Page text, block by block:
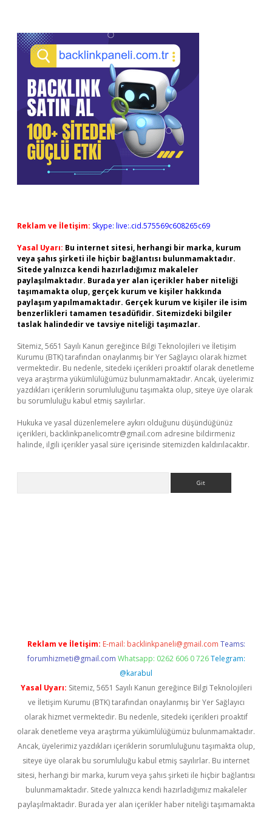
Reklam ve İletişim: Skype: live:.cid.575569c608265c69
Yasal Uyarı: Bu internet sitesi, herhangi bir marka, kurum
veya şahıs şirketi ile hiçbir bağlantısı bulunmamaktadır.
Sitede yalnızca kendi hazırladığımız makaleler
paylaşılmaktadır. Burada yer alan içerikler haber niteliği
taşımamakta olup, gerçek kurum ve kişiler hakkında
paylaşım yapılmamaktadır. Gerçek kurum ve kişiler ile isim
benzerlikleri tamamen tesadüfidir. Sitemizdeki bilgiler
taslak halindedir ve tavsiye niteliği taşımazlar.
Sitemiz, 5651 Sayılı Kanun gereğince Bilgi Teknolojileri ve İletişim
Kurumu (BTK) tarafından onaylanmış bir Yer Sağlayıcı olarak hizmet
vermektedir. Bu nedenle, sitedeki içerikleri proaktif olarak denetleme
veya araştırma yükümlülüğümüz bulunmamaktadır. Ancak, üyelerimiz
yazdıkları içeriklerin sorumluluğunu taşımakta olup, siteye üye olarak
bu sorumluluğu kabul etmiş sayılırlar.
Hukuka ve yasal düzenlemelere aykırı olduğunu düşündüğünüz
içerikleri, backlinkpanelicomtr@gmail.com adresine bildirmeniz
halinde, ilgili içerikler yasal süre içerisinde sitemizden kaldırılacaktır.
Reklam ve İletişim: E-mail: backlinkpaneli@gmail.com Teams:
forumhizmeti@gmail.com Whatsapp: 0262 606 0 726 Telegram:
@karabul
Yasal Uyarı: Sitemiz, 5651 Sayılı Kanun gereğince Bilgi Teknolojileri
ve İletişim Kurumu (BTK) tarafından onaylanmış bir Yer Sağlayıcı
olarak hizmet vermektedir. Bu nedenle, sitedeki içerikleri proaktif
olarak denetleme veya araştırma yükümlülüğümüz bulunmamaktadır.
Ancak, üyelerimiz yazdıkları içeriklerin sorumluluğunu taşımakta olup,
siteye üye olarak bu sorumluluğu kabul etmiş sayılırlar. Bu internet
sitesi, herhangi bir marka, kurum veya şahıs şirketi ile hiçbir bağlantısı
bulunmamaktadır. Sitede yalnızca kendi hazırladığımız makaleler
paylaşılmaktadır. Burada yer alan içerikler haber niteliği taşımamakta